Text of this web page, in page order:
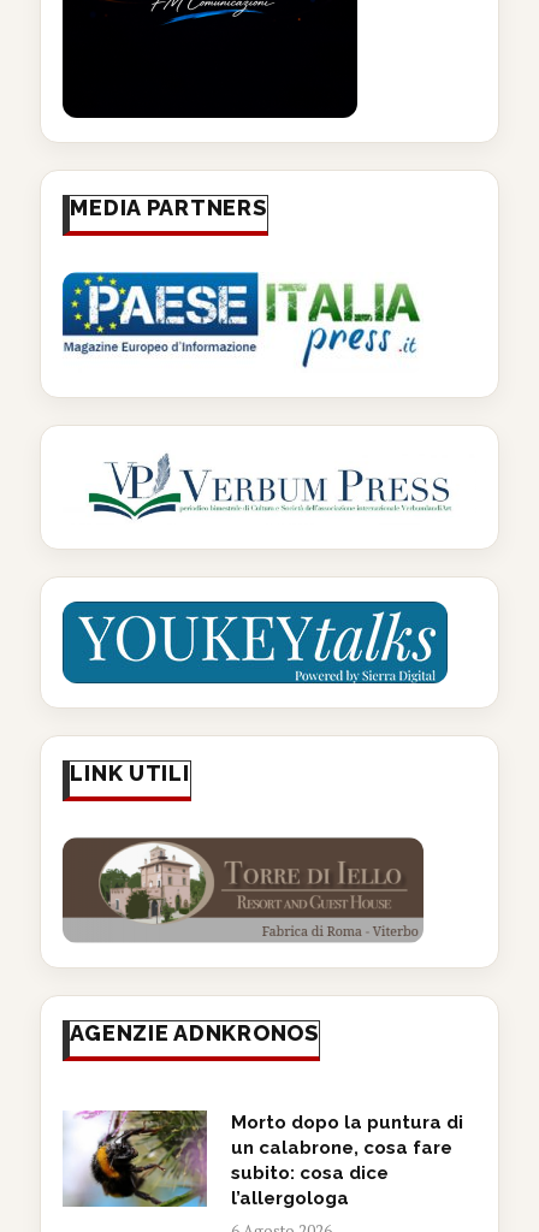
MEDIA PARTNERS
LINK UTILI
AGENZIE ADNKRONOS
Morto dopo la puntura di
un calabrone, cosa fare
subito: cosa dice
l’allergologa